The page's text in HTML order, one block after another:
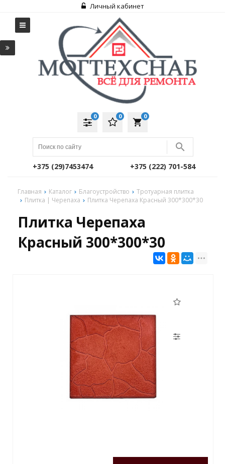
Личный кабинет
local_grocery_store
0
0
0
+375 (29)7453474 +375 (222) 701-584
Главная Каталог Благоустройство
Тротуарная плитка
Плитка | Черепаха
Плитка Черепаха Красный 300*300*30
Плитка Черепаха
Красный 300*300*30